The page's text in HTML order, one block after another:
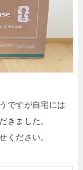
ですが自宅には
きました。
ください。